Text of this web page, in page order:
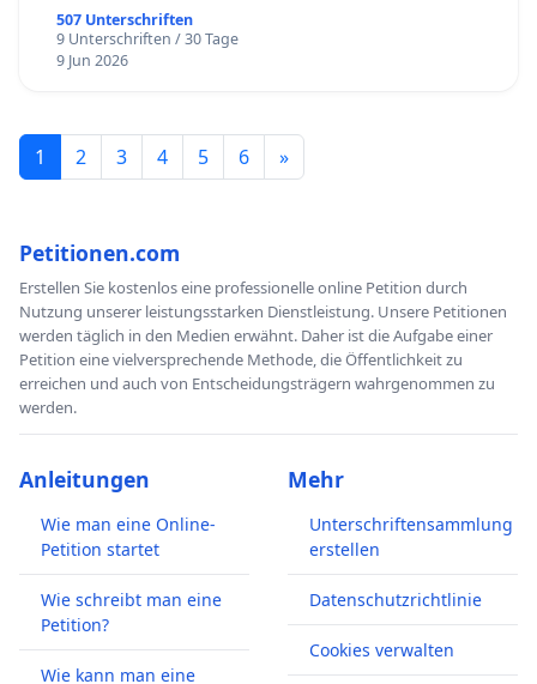
507 Unterschriften
9 Unterschriften / 30 Tage
9 Jun 2026
1 2 3 4 5 6 »
Petitionen.com
Erstellen Sie kostenlos eine professionelle online Petition durch
Nutzung unserer leistungsstarken Dienstleistung. Unsere Petitionen
werden täglich in den Medien erwähnt. Daher ist die Aufgabe einer
Petition eine vielversprechende Methode, die Öffentlichkeit zu
erreichen und auch von Entscheidungsträgern wahrgenommen zu
werden.
Anleitungen
Wie man eine Online-
Petition startet
Wie schreibt man eine
Petition?
Wie kann man eine
Mehr
Unterschriftensammlung
erstellen
Datenschutzrichtlinie
Cookies verwalten